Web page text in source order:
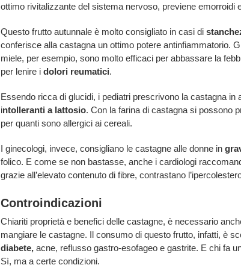
ottimo rivitalizzante del sistema nervoso, previene emorroidi
Questo frutto autunnale è molto consigliato in casi di
conferisce alla castagna un ottimo potere antinfiammatorio.
miele, per esempio, sono molto efficaci per abbassare la
per lenire i dolori reumatici.
Essendo ricca di glucidi, i pediatri prescrivono la castagna in
intolleranti a lattosio. Con la farina di castagna si possono
per quanti sono allergici ai cereali.
I ginecologi, invece, consigliano le castagne alle donne in
folico. E come se non bastasse, anche i cardiologi
grazie all’elevato contenuto di fibre, contrastano
Controindicazioni
Chiariti proprietà e benefici delle castagne, è necessario
mangiare le castagne. Il consumo di questo frutto, infatti, è
diabete,acne, reflusso gastro-esofageo e gastrite. E chi fa
Sì, ma a certe condizioni.